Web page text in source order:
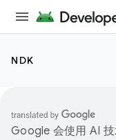
NDK
Google 会使用 AI